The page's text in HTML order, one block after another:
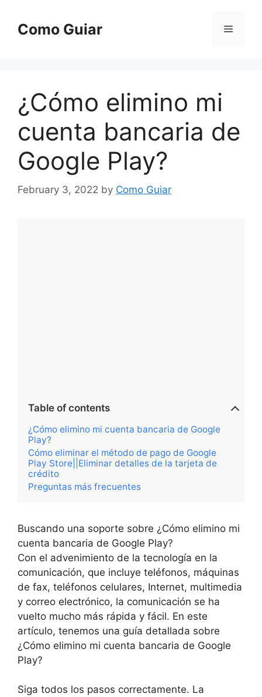
contentComo Guiar Menu
¿Cómo elimino mi
cuenta bancaria de
Google Play?
February 3, 2022 by Como Guiar
Table of contents
¿Cómo elimino mi cuenta bancaria de Google
Play?
Cómo eliminar el método de pago de Google
Play Store||Eliminar detalles de la tarjeta de
crédito
Preguntas más frecuentes
Buscando una soporte sobre ¿Cómo elimino mi
cuenta bancaria de Google Play?
Con el advenimiento de la tecnología en la
comunicación, que incluye teléfonos, máquinas
de fax, teléfonos celulares, Internet, multimedia
y correo electrónico, la comunicación se ha
vuelto mucho más rápida y fácil. En este
artículo, tenemos una guía detallada sobre
¿Cómo elimino mi cuenta bancaria de Google
Play?
Siga todos los pasos correctamente. La